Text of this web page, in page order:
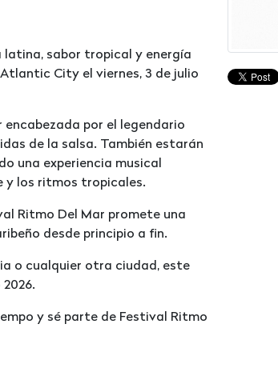
latina, sabor tropical y energía
City el viernes, 3 de julio
por el legendario
de la salsa. También estarán
una experiencia musical
y los ritmos tropicales.
Ritmo Del Mar promete una
desde principio a fin.
o cualquier otra ciudad, este
y sé parte de Festival Ritmo